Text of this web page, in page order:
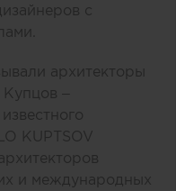
с
архитекторы
–
KUPTSOV
и международных